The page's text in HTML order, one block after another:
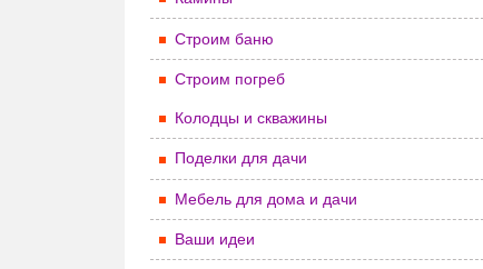
Строим баню
Строим погреб
Колодцы и скважины
Поделки для дачи
Мебель для дома и дачи
Ваши идеи